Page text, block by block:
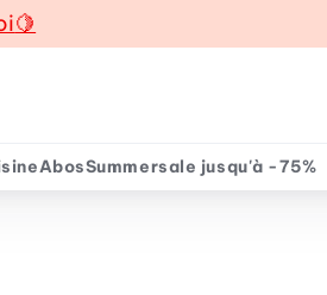
🍋
AbosSummersale jusqu'à -75%